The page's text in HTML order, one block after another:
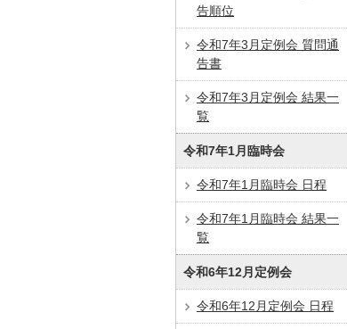
告順位
令和7年3月定例会 質問通
告書
令和7年3月定例会 結果一
覧
令和7年1月臨時会
令和7年1月臨時会 日程
令和7年1月臨時会 結果一
覧
令和6年12月定例会
令和6年12月定例会 日程